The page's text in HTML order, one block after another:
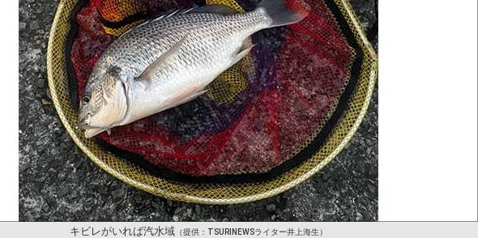
キビレがいれば汽水域 （提供：TSURINEWSライター井上海生）